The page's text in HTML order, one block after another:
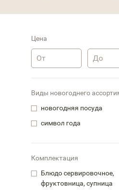
Цена
Виды новогоднего
новогодняя посуда
символ года
Комплектация
Блюдо сервировочное,
фруктовница, супница